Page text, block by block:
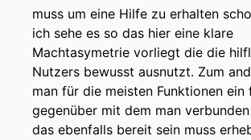
muss um eine Hilfe zu erhalten
ich sehe es so das hier eine klare
Machtasymetrie vorliegt die die
Nutzers bewusst ausnutzt. Zum
man für die meisten Funktionen ein
gegenüber mit dem man
das ebenfalls bereit sein muss